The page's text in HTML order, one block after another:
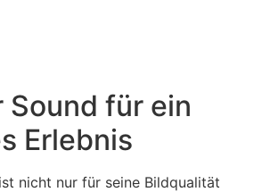
für ein
Erlebnis
nicht nur für seine Bildqualität